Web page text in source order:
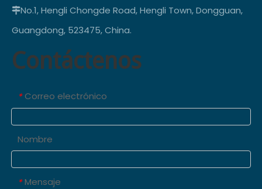
No.1, Hengli Chongde Road, Hengli Town, Dongguan,
Guangdong, 523475, China.
Contáctenos
* Correo electrónico
Nombre
* Mensaje